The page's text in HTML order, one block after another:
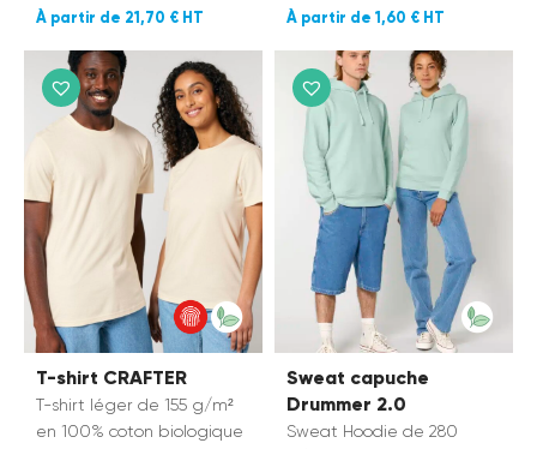
21,70 € 1,60 €
T-shirt CRAFTER
T-shirt léger de 155 g/m²
en 100% coton biologique
Sweat capuche
Drummer 2.0
Sweat Hoodie de 280